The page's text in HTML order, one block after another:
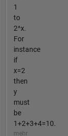
1
to
2^x.
For
instance
if
x=2
then
y
must
be
1+2+3+4=10.
mehr